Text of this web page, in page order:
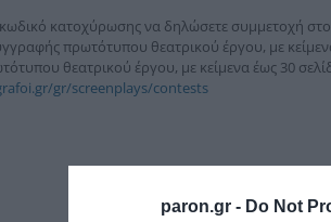
paron.gr - Do Not
κατοχύρωσης να δηλώσετε συμμετοχή
πρωτότυπου θεατρικού έργου, με
θεατρικού έργου, με κείμενα έως 30
gr/screenplays/contests